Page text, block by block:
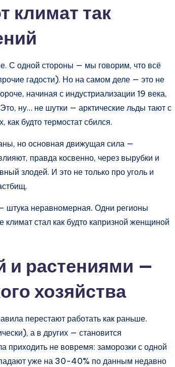
климат так
С одной стороны — мы говорим, что всё
гадости). Но на самом деле — это не
начиная с индустриализации 19 века,
ну… не шутки — арктические льды тают с
будто термостат сбился.
но основная движущая сила —
правда косвенно, через вырубки и
злодей. И это не только про уголь и
штука неравномерная. Одни регионы
стал как будто капризной женщиной
и растениями —
хозяйства
перестают работать как раньше.
а в других — становится
не вовремя: заморозки с одной
уже на 30-40% по данным недавно